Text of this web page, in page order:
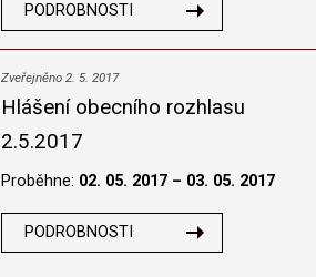
PODROBNOSTI
Zveřejněno 2. 5. 2017
Hlášení obecního rozhlasu
2.5.2017
Proběhne: 02. 05. 2017 – 03. 05. 2017
PODROBNOSTI